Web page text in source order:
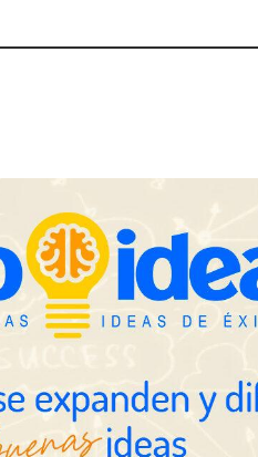
COSITAL valora positivamente el
nuevo modelo de colaboración
para reforzar la capacidad técnica
Millones de desplazamientos en
verano reabren el debate sobre la